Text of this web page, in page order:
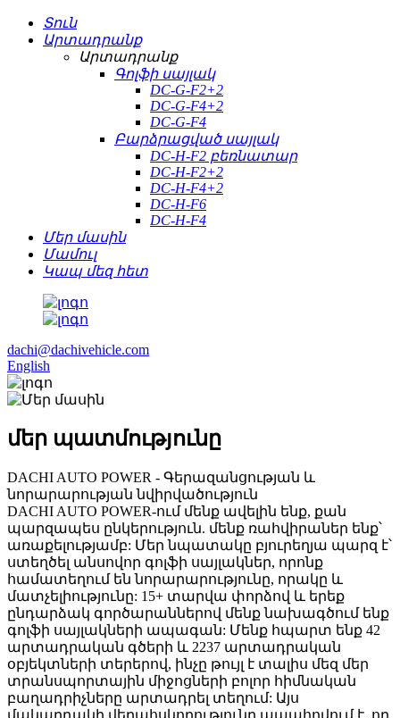
Տուն
Արտադրանք
Արտադրանք
Գոլֆի սայլակ
DC-G-F2+2
DC-G-F4+2
DC-G-F4
Բարձրացված սայլակ
DC-H-F2 բեռնատար
DC-H-F2+2
DC-H-F4+2
DC-H-F6
DC-H-F4
Մեր մասին
Մամուլ
Կապ մեզ հետ
dachi@dachivehicle.com
English
մեր պատմությունը
DACHI AUTO POWER - Գերազանցության և
նորարարության նվիրվածություն
DACHI AUTO POWER-ում մենք ավելին ենք, քան
պարզապես ընկերություն. մենք ռահվիրաներ ենք՝
առաքելությամբ: Մեր նպատակը բյուրեղյա պարզ է՝
ստեղծել անսովոր գոլֆի սայլակներ, որոնք
համատեղում են նորարարությունը, որակը և
մատչելիությունը: 15+ տարվա փորձով և երեք
ընդարձակ գործարաններով մենք նախագծում ենք
գոլֆի սայլակների ապագան: Մենք հպարտ ենք 42
արտադրական գծերի և 2237 արտադրական
օբյեկտների տերերով, ինչը թույլ է տալիս մեզ մեր
տրանսպորտային միջոցների բոլոր հիմնական
բաղադրիչները արտադրել տեղում: Այս
մակարդակի վերահսկողությունը ապահովում է, որ